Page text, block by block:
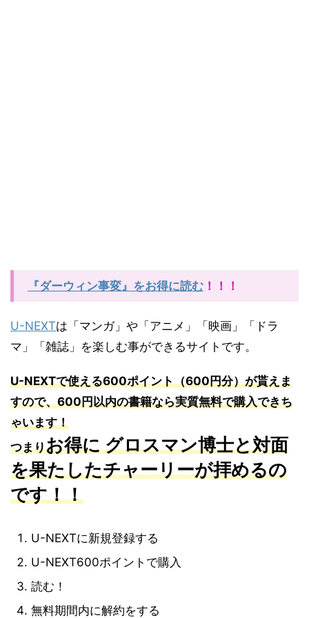
『ダーウィン事変』をお得に読む ！！！
U-NEXTは「マンガ」や「アニメ」「映画」「ドラ
マ」「雑誌」を楽しむ事ができるサイトです。
U-NEXTで使える600ポイント（600円分）が貰えま
すので、600円以内の書籍なら実質無料で購入できち
ゃいます！
つまりお得に グロスマン博士と対面
を果たしたチャーリーが拝めるの
です！！
U-NEXTに新規登録する
U-NEXT600ポイントで購入
読む！
無料期間内に解約をする